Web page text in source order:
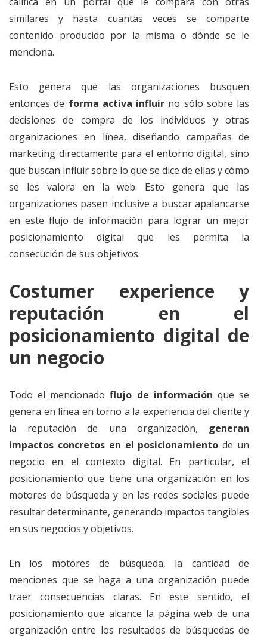
similares y hasta cuantas veces se comparte
contenido producido por la misma o dónde se le
menciona.
Esto genera que las organizaciones busquen
entonces de forma activa influir no sólo sobre las
decisiones de compra de los individuos y otras
organizaciones en línea, diseñando campañas de
marketing directamente para el entorno digital, sino
que buscan influir sobre lo que se dice de ellas y cómo
se les valora en la web. Esto genera que las
organizaciones pasen inclusive a buscar apalancarse
en este flujo de información para lograr un mejor
posicionamiento digital que les permita la
consecución de sus objetivos.
Costumer experience y
reputación en el
posicionamiento digital de
un negocio
Todo el mencionadoflujo de información que se
genera en línea en torno a la experiencia del cliente y
la reputación de una organización, generan
impactos concretos en el posicionamiento de un
negocio en el contexto digital. En particular, el
posicionamiento que tiene una organización en los
motores de búsqueda y en las redes sociales puede
resultar determinante, generando impactos tangibles
en sus negocios y objetivos.
En los motores de búsqueda, la cantidad de
menciones que se haga a una organización puede
traer consecuencias claras. En este sentido, el
posicionamiento que alcance la página web de una
organización entre los resultados de búsquedas de